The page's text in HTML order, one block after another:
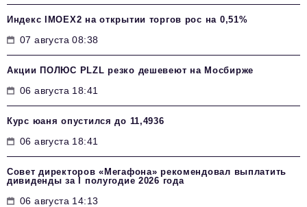
Индекс IMOEX2 на открытии торгов рос на 0,51%
07 августа 08:38
Акции ПОЛЮС PLZL резко дешевеют на Мосбирже
06 августа 18:41
Курс юаня опустился до 11,4936
06 августа 18:41
Совет директоров «Мегафона» рекомендовал выплатить
дивиденды за I полугодие 2026 года
06 августа 14:13